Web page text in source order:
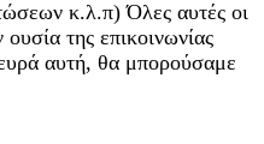
κ.λ.π) Όλες αυτές οι
της επικοινωνίας
αυτή, θα μπορούσαμε